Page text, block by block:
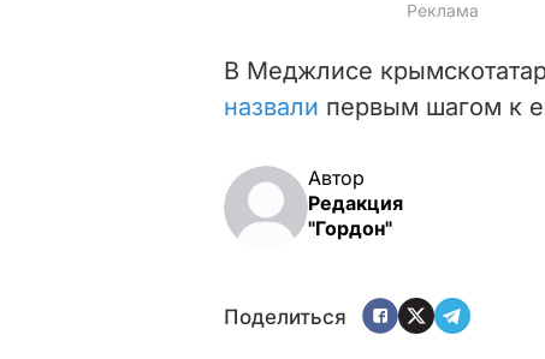
В Меджлисе
назвали первым шагом к
Автор
Редакция
"Гордон"
Поделиться